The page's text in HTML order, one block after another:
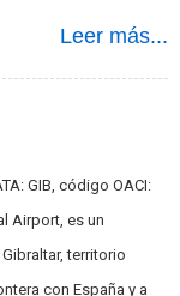
Leer más...
GIB, código OACI:
Airport, es un
territorio
con España y a